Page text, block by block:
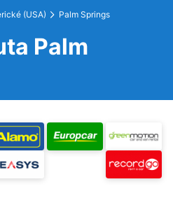
(USA) Palm Springs
Palm